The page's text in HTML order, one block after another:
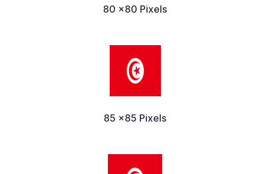
80 x80 Pixels
85 x85 Pixels